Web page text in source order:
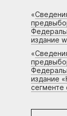
«
издание
«
издание
сегменте